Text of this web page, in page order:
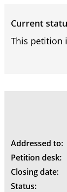
Current
This petition
Addressed to:
Petition desk:
Closing date:
Status: